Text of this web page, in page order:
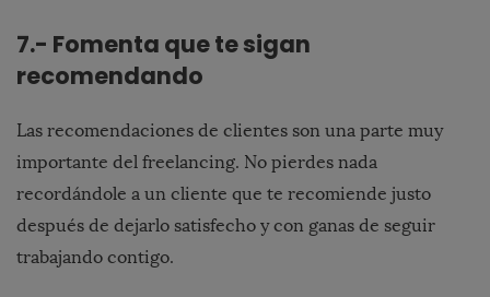
7.- Fomenta que te sigan
recomendando
Las recomendaciones de clientes son una parte muy
importante del freelancing. No pierdes nada
recordándole a un cliente que te recomiende justo
después de dejarlo satisfecho y con ganas de seguir
trabajando contigo.